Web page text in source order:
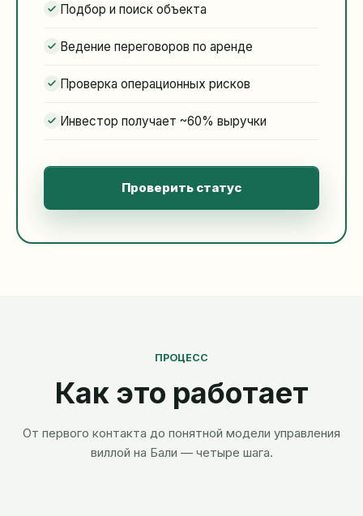
Подбор и поиск объекта
Ведение переговоров по аренде
Проверка операционных рисков
Инвестор получает ~60% выручки
Проверить статус
ПРОЦЕСС
Как это работает
От первого контакта до понятной модели управления
виллой на Бали — четыре шага.